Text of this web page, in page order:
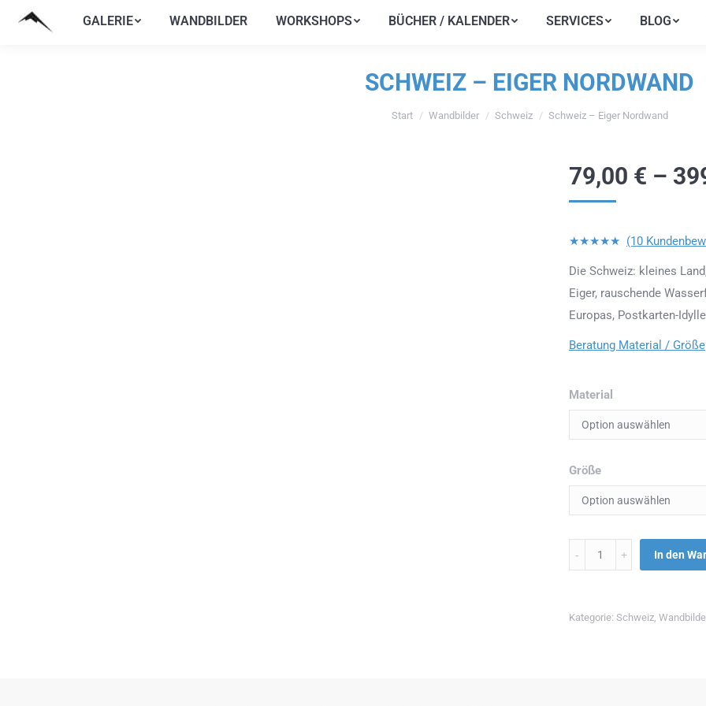
GALERIE WANDBILDER WORKSHOPS BÜCHER / KALENDER SERVICES BLOG
SCHWEIZ – EIGER NORDWAND
Sie befinden sich hier:
Start Wandbilder Schweiz Schweiz – Eiger Nordwand
79,00 € –
★★★★★ (10
Die Schweiz: kleines
Eiger, rauschende
Europas, Postkarten-
Beratung Material / Größe
Material
Größe
Menge In den
Kategorie: Schweiz,
GALERIE WANDBILDER WORKSHOPS BÜCHER / KALENDER SERVICES BLOG